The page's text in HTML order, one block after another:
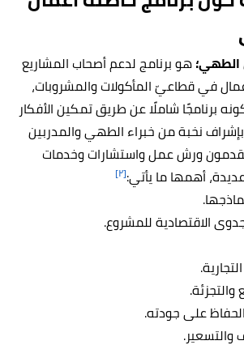
هو برنامج لدعم أصحاب المشاريع
في قطاعيّ المأكولات والمشروبات،
برنامجًا شاملًا عن طريق تمكين الأفكار
بإشراف نخبة من خبراء الطهي والمدربين
ورش عمل واستشارات وخدمات
أهمها ما يأتي:[٢]
الاقتصادية للمشروع.
والتجزئة.
على جودته.
والتسعير.